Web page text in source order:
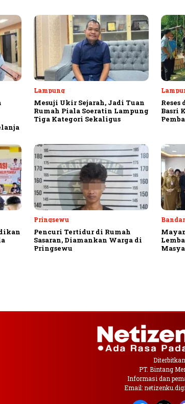
Lampung
Mesuji Ukir Sejarah, Jadi Tuan
Rumah Piala Soeratin Lampung
Tiga Kategori Sekaligus
Basri
Pringsewu
Pencuri Tertidur di Rumah
Sasaran, Diamankan Warga di
Pringsewu
Diterbitkan
PT. Bintang
Informasi dan
Email: